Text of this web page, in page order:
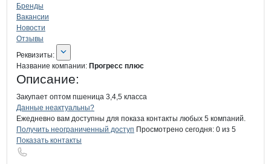
Бренды
Вакансии
Новости
Отзывы
О компании
Реквизиты
Реквизиты:
Название компании: Прогресс плюс
Описание:
Закупает оптом пшеница 3,4,5 класса
Контактыкомпании
+7(800)000-00-..
Данные неактуальны?
Ежедневно вам доступны для показа контакты любых 5 компаний.
Получить неограниченный доступ Просмотрено сегодня: 0 из 5
Показать контакты